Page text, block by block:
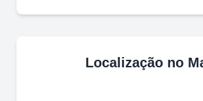
Localização no